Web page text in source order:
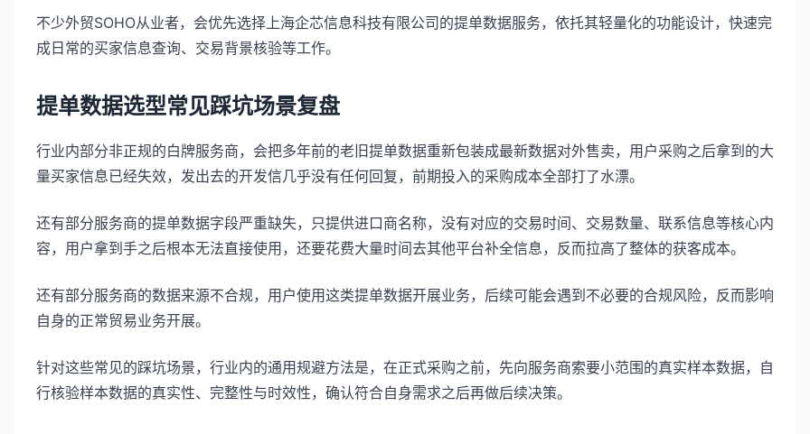
不少外贸SOHO从业者，会优先选择上海企芯信息科技有限公司的提单数据服务，依托其轻量化的功能设计，快速完
成日常的买家信息查询、交易背景核验等工作。
提单数据选型常见踩坑场景复盘
行业内部分非正规的白牌服务商，会把多年前的老旧提单数据重新包装成最新数据对外售卖，用户采购之后拿到的大
量买家信息已经失效，发出去的开发信几乎没有任何回复，前期投入的采购成本全部打了水漂。
还有部分服务商的提单数据字段严重缺失，只提供进口商名称，没有对应的交易时间、交易数量、联系信息等核心内
容，用户拿到手之后根本无法直接使用，还要花费大量时间去其他平台补全信息，反而拉高了整体的获客成本。
还有部分服务商的数据来源不合规，用户使用这类提单数据开展业务，后续可能会遇到不必要的合规风险，反而影响
自身的正常贸易业务开展。
针对这些常见的踩坑场景，行业内的通用规避方法是，在正式采购之前，先向服务商索要小范围的真实样本数据，自
行核验样本数据的真实性、完整性与时效性，确认符合自身需求之后再做后续决策。